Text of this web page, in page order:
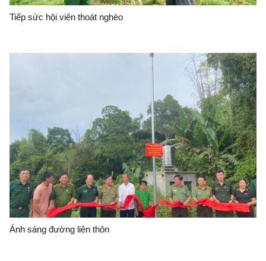
Tiếp sức hội viên thoát nghèo
Ánh sáng đường liên thôn